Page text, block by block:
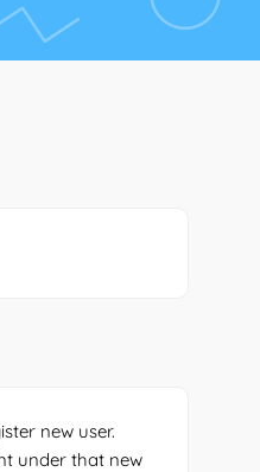
new user.
under that new